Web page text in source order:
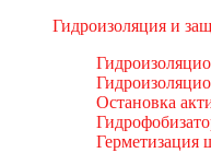
Гидроизоляция и
Остановка
Герметизация